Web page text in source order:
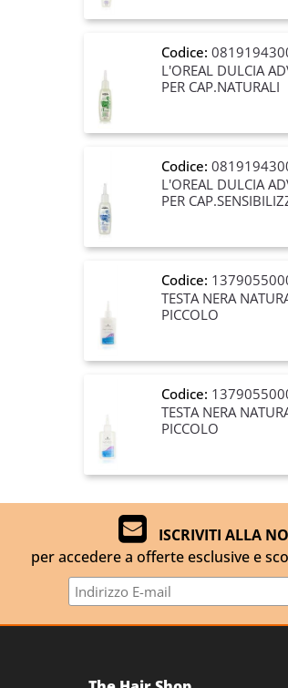
Codice:
L'OREAL DULCIA
PER CAP.NATURALI
Codice:
L'OREAL DULCIA
PER
Codice:
TESTA NERA
PICCOLO
Codice:
TESTA NERA
PICCOLO
ISCRIVITI ALLA
per accedere a offerte esclusive e